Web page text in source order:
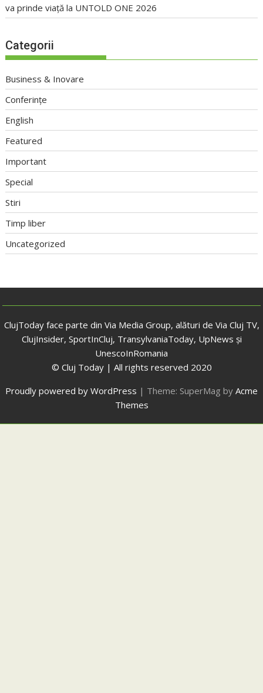
va prinde viață la UNTOLD ONE 2026
Categorii
Business & Inovare
Conferințe
English
Featured
Important
Special
Stiri
Timp liber
Uncategorized
ClujToday face parte din Via Media Group, alături de Via Cluj TV,
ClujInsider, SportInCluj, TransylvaniaToday, UpNews și
UnescoInRomania
© Cluj Today | All rights reserved 2020
Proudly powered by WordPress | Theme: SuperMag by Acme
Themes